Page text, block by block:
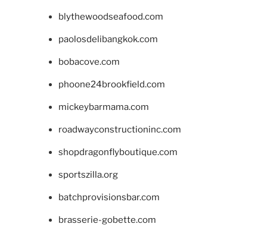
blythewoodseafood.com
paolosdelibangkok.com
bobacove.com
phoone24brookfield.com
mickeybarmama.com
roadwayconstructioninc.com
shopdragonflyboutique.com
sportszilla.org
batchprovisionsbar.com
brasserie-gobette.com